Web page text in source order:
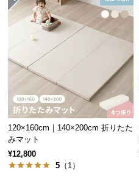
つ
い
サ
ポ
ー
ト
120×160cm｜140×200cm 折りたた
みマット
¥12,800
5 （1）